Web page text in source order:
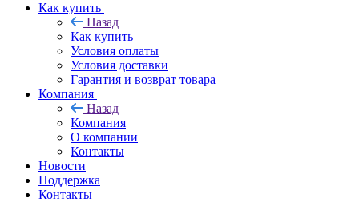
Как купить
Назад
Как купить
Условия оплаты
Условия доставки
Гарантия и возврат товара
Компания
Назад
Компания
О компании
Контакты
Новости
Поддержка
Контакты